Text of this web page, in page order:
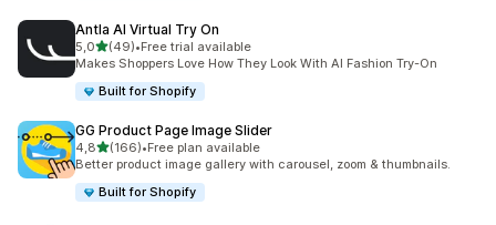
Antla AI Virtual Try On
5,0stelle su 5
(49)
49 recensioni totali
•Free trial available
Makes Shoppers Love How They Look With AI Fashion Try-On
Built for Shopify
GG Product Page Image Slider
4,8stelle su 5
(166)
166 recensioni totali
•Free plan available
Better product image gallery with carousel, zoom & thumbnails.
Built for Shopify